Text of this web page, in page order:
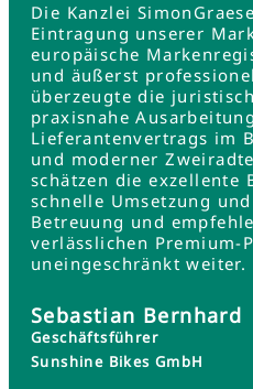
Die Kanzlei
Eintragung unserer
europäische
und äußerst
überzeugte die
praxisnahe
Lieferantenvertrags im
und moderner
schätzen die exzellente
schnelle Umsetzung
Betreuung und
verlässlichen Premium-
uneingeschränkt weiter.
Sebastian Bernhard
Geschäftsführer
Sunshine Bikes GmbH